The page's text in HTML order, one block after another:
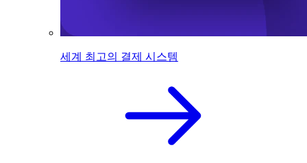
세계 최고의 결제 시스템